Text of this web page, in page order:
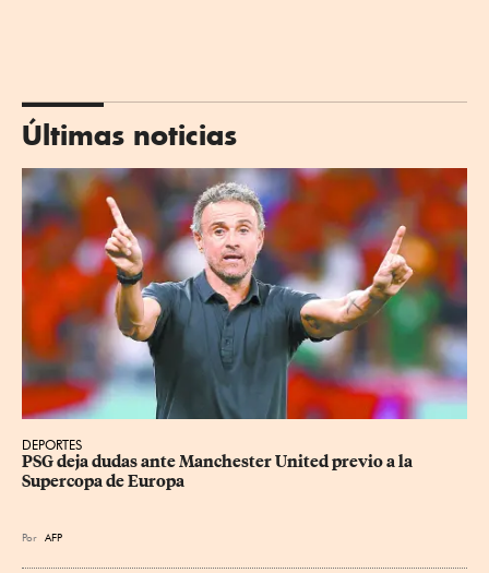
Últimas noticias
DEPORTES
PSG deja dudas ante Manchester United previo a la
Supercopa de Europa
Por AFP